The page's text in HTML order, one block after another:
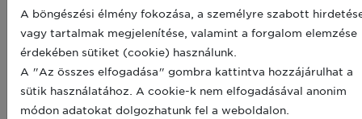
A böngészési élmény fokozása, a személyre szabott
vagy tartalmak megjelenítése, valamint a forgalom elemzése
érdekében sütiket (cookie) használunk.
A "Az összes elfogadása" gombra kattintva hozzájárulhat a
sütik használatához. A cookie-k nem elfogadásával anonim
módon adatokat dolgozhatunk fel a weboldalon.